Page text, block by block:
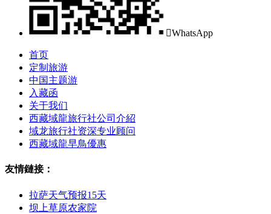
WhatsApp
首页
定制旅游
中国主题游
入藏函
关于我们
西藏域龍旅行社公司介紹
域龙旅行社资深专业顾问
西藏域龍早鳥優惠
友情鏈接：
拉萨天气预报15天
坝上草原农家院